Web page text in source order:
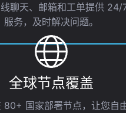
聊天、邮箱和工单提供 24/
服务，及时解决问题。
全球节点覆盖
国家部署节点，让您自